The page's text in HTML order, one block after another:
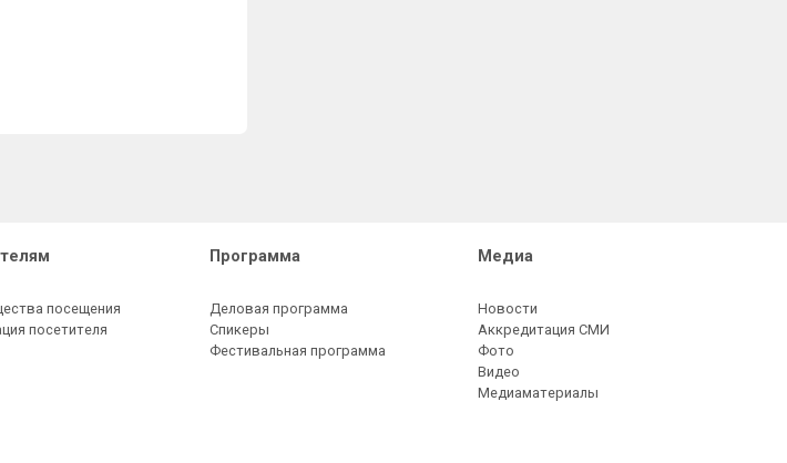
посещения
посетителя
Программа
Деловая программа
Спикеры
Фестивальная программа
Медиа
Новости
Аккредитация СМИ
Фото
Видео
Медиаматериалы